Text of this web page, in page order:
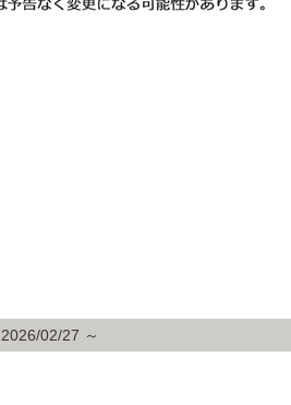
2026/02/27 ～